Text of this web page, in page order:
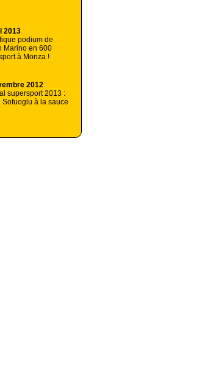
2013
podium de
Marino en 600
à Monza !
2012
supersport 2013 :
Sofuoglu à la sauce